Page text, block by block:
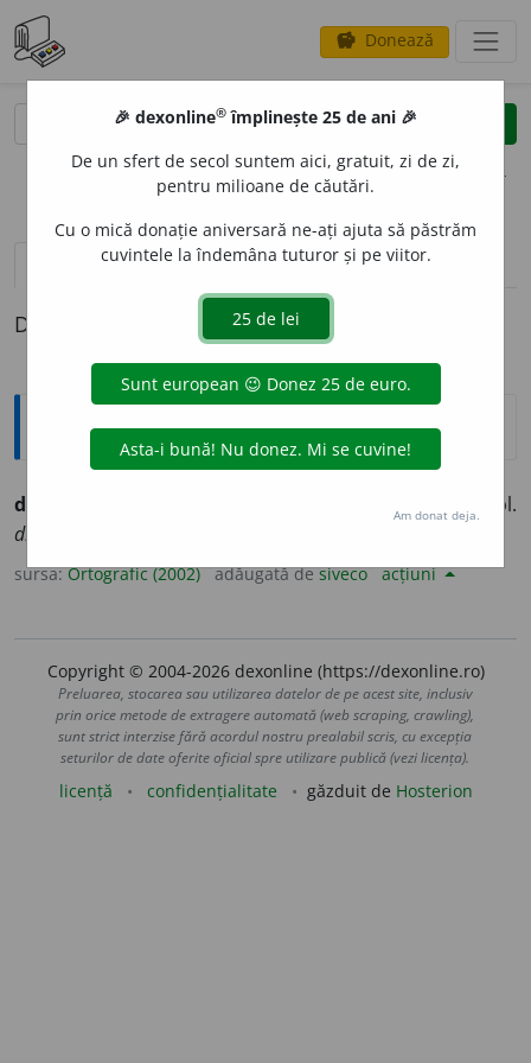
savings Donează
clear
opțiuni
definiții (1) pronunțievolume_up (20)
Definiția cu ID-ul 240517:
Ortografice DOOM
dialog
3 sg. și pl.
dialoghe
sursa:Ortografic (2002) adăugată desiveco acțiuni
Copyright © 2004-2026 dexonline (https://dexonline.ro)
Preluarea, stocarea sau utilizarea datelor de pe acest site, inclusiv
prin orice metode de extragere automată (web scraping, crawling),
sunt strict interzise fără acordul nostru prealabil scris, cu excepția
seturilor de date oferite oficial spre utilizare publică (vezi licența).
licență confidențialitate găzduit de Hosterion
🎉 dexonline® împlinește 25 de ani 🎉
De un sfert de secol suntem aici, gratuit, zi de zi,
pentru milioane de căutări.
Cu o mică donație aniversară ne-ați ajuta să păstrăm
cuvintele la îndemâna tuturor și pe viitor.
Am donat deja.